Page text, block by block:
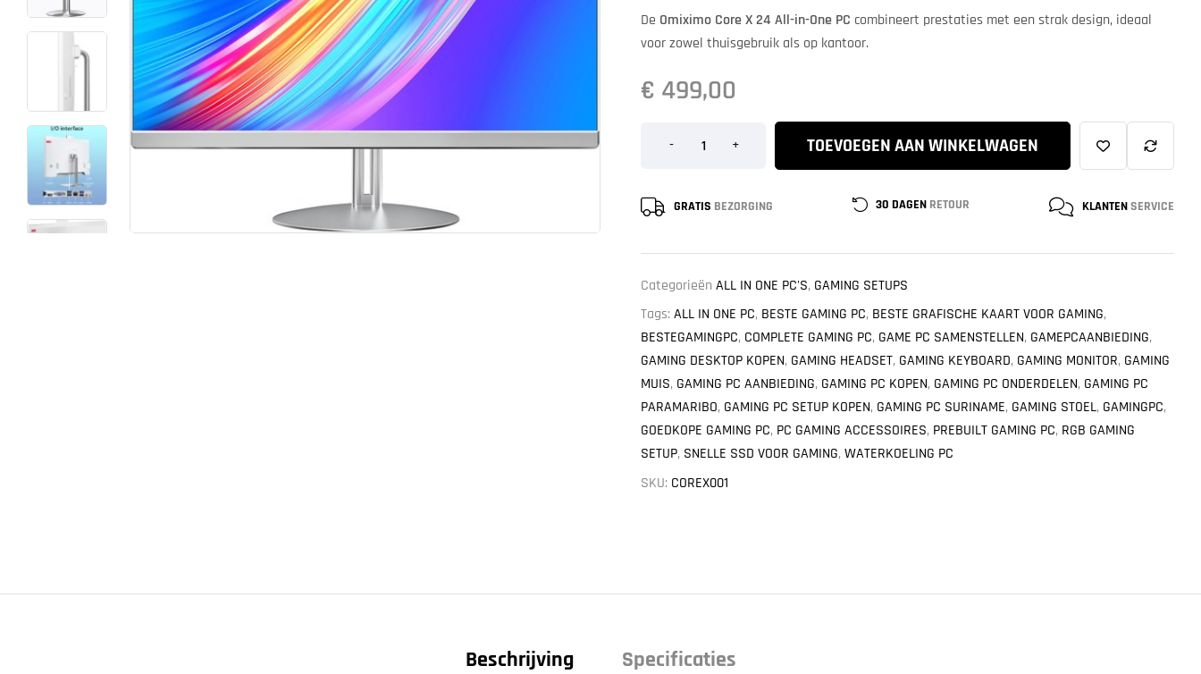
De Omiximo Core X 24 All-in-One PC combineert prestaties met een strak design, ideaal
voor zowel thuisgebruik als op kantoor.
€ 499,00
- + TOEVOEGEN AAN WINKELWAGEN
GRATIS BEZORGING 30 DAGENRETOUR KLANTENSERVICE
Categorieën ALL IN ONE PC'S, GAMING SETUPS
Tags: ALL IN ONE PC, BESTE GAMING PC, BESTE GRAFISCHE KAART VOOR GAMING,
BESTEGAMINGPC, COMPLETE GAMING PC, GAME PC SAMENSTELLEN, GAMEPCAANBIEDING,
GAMING DESKTOP KOPEN, GAMING HEADSET, GAMING KEYBOARD, GAMING MONITOR, GAMING
MUIS, GAMING PC AANBIEDING, GAMING PC KOPEN, GAMING PC ONDERDELEN, GAMING PC
PARAMARIBO, GAMING PC SETUP KOPEN, GAMING PC SURINAME, GAMING STOEL, GAMINGPC,
GOEDKOPE GAMING PC, PC GAMING ACCESSOIRES, PREBUILT GAMING PC, RGB GAMING
SETUP, SNELLE SSD VOOR GAMING, WATERKOELING PC
SKU: COREX001
Beschrijving Specificaties